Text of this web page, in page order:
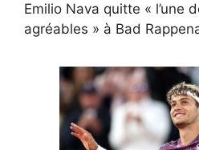
Emilio Nava quitte « l’une
agréables » à Bad